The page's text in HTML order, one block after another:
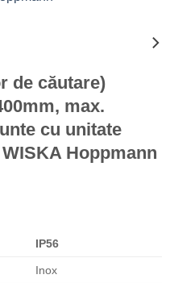
de căutare)
max.
cu unitate
Hoppmann
IP56
Inox